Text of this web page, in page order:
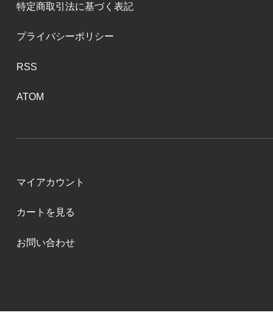
特定商取引法に基づく表記
プライバシーポリシー
RSS
ATOM
マイアカウント
カートを見る
お問い合わせ